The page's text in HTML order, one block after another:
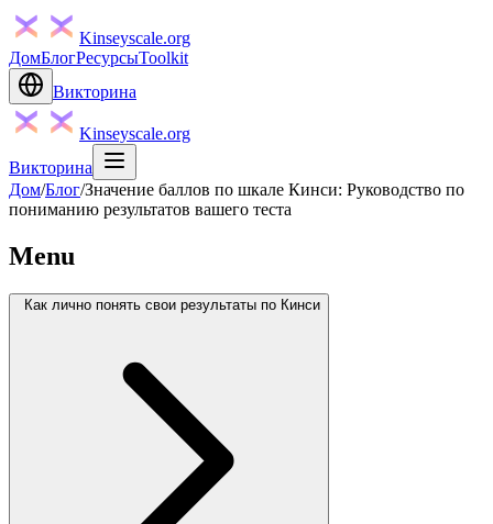
Kinseyscale.org
ДомБлогРесурсыToolkit
Викторина
Kinseyscale.org
Викторина
Дом/Блог/Значение баллов по шкале Кинси: Руководство по
пониманию результатов вашего теста
Menu
Как лично понять свои результаты по Кинси